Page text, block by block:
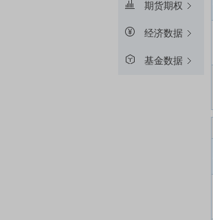
期货期权
经济数据
基金数据